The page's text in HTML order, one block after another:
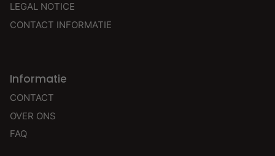
LEGAL NOTICE
CONTACT INFORMATIE
Informatie
CONTACT
OVER ONS
FAQ